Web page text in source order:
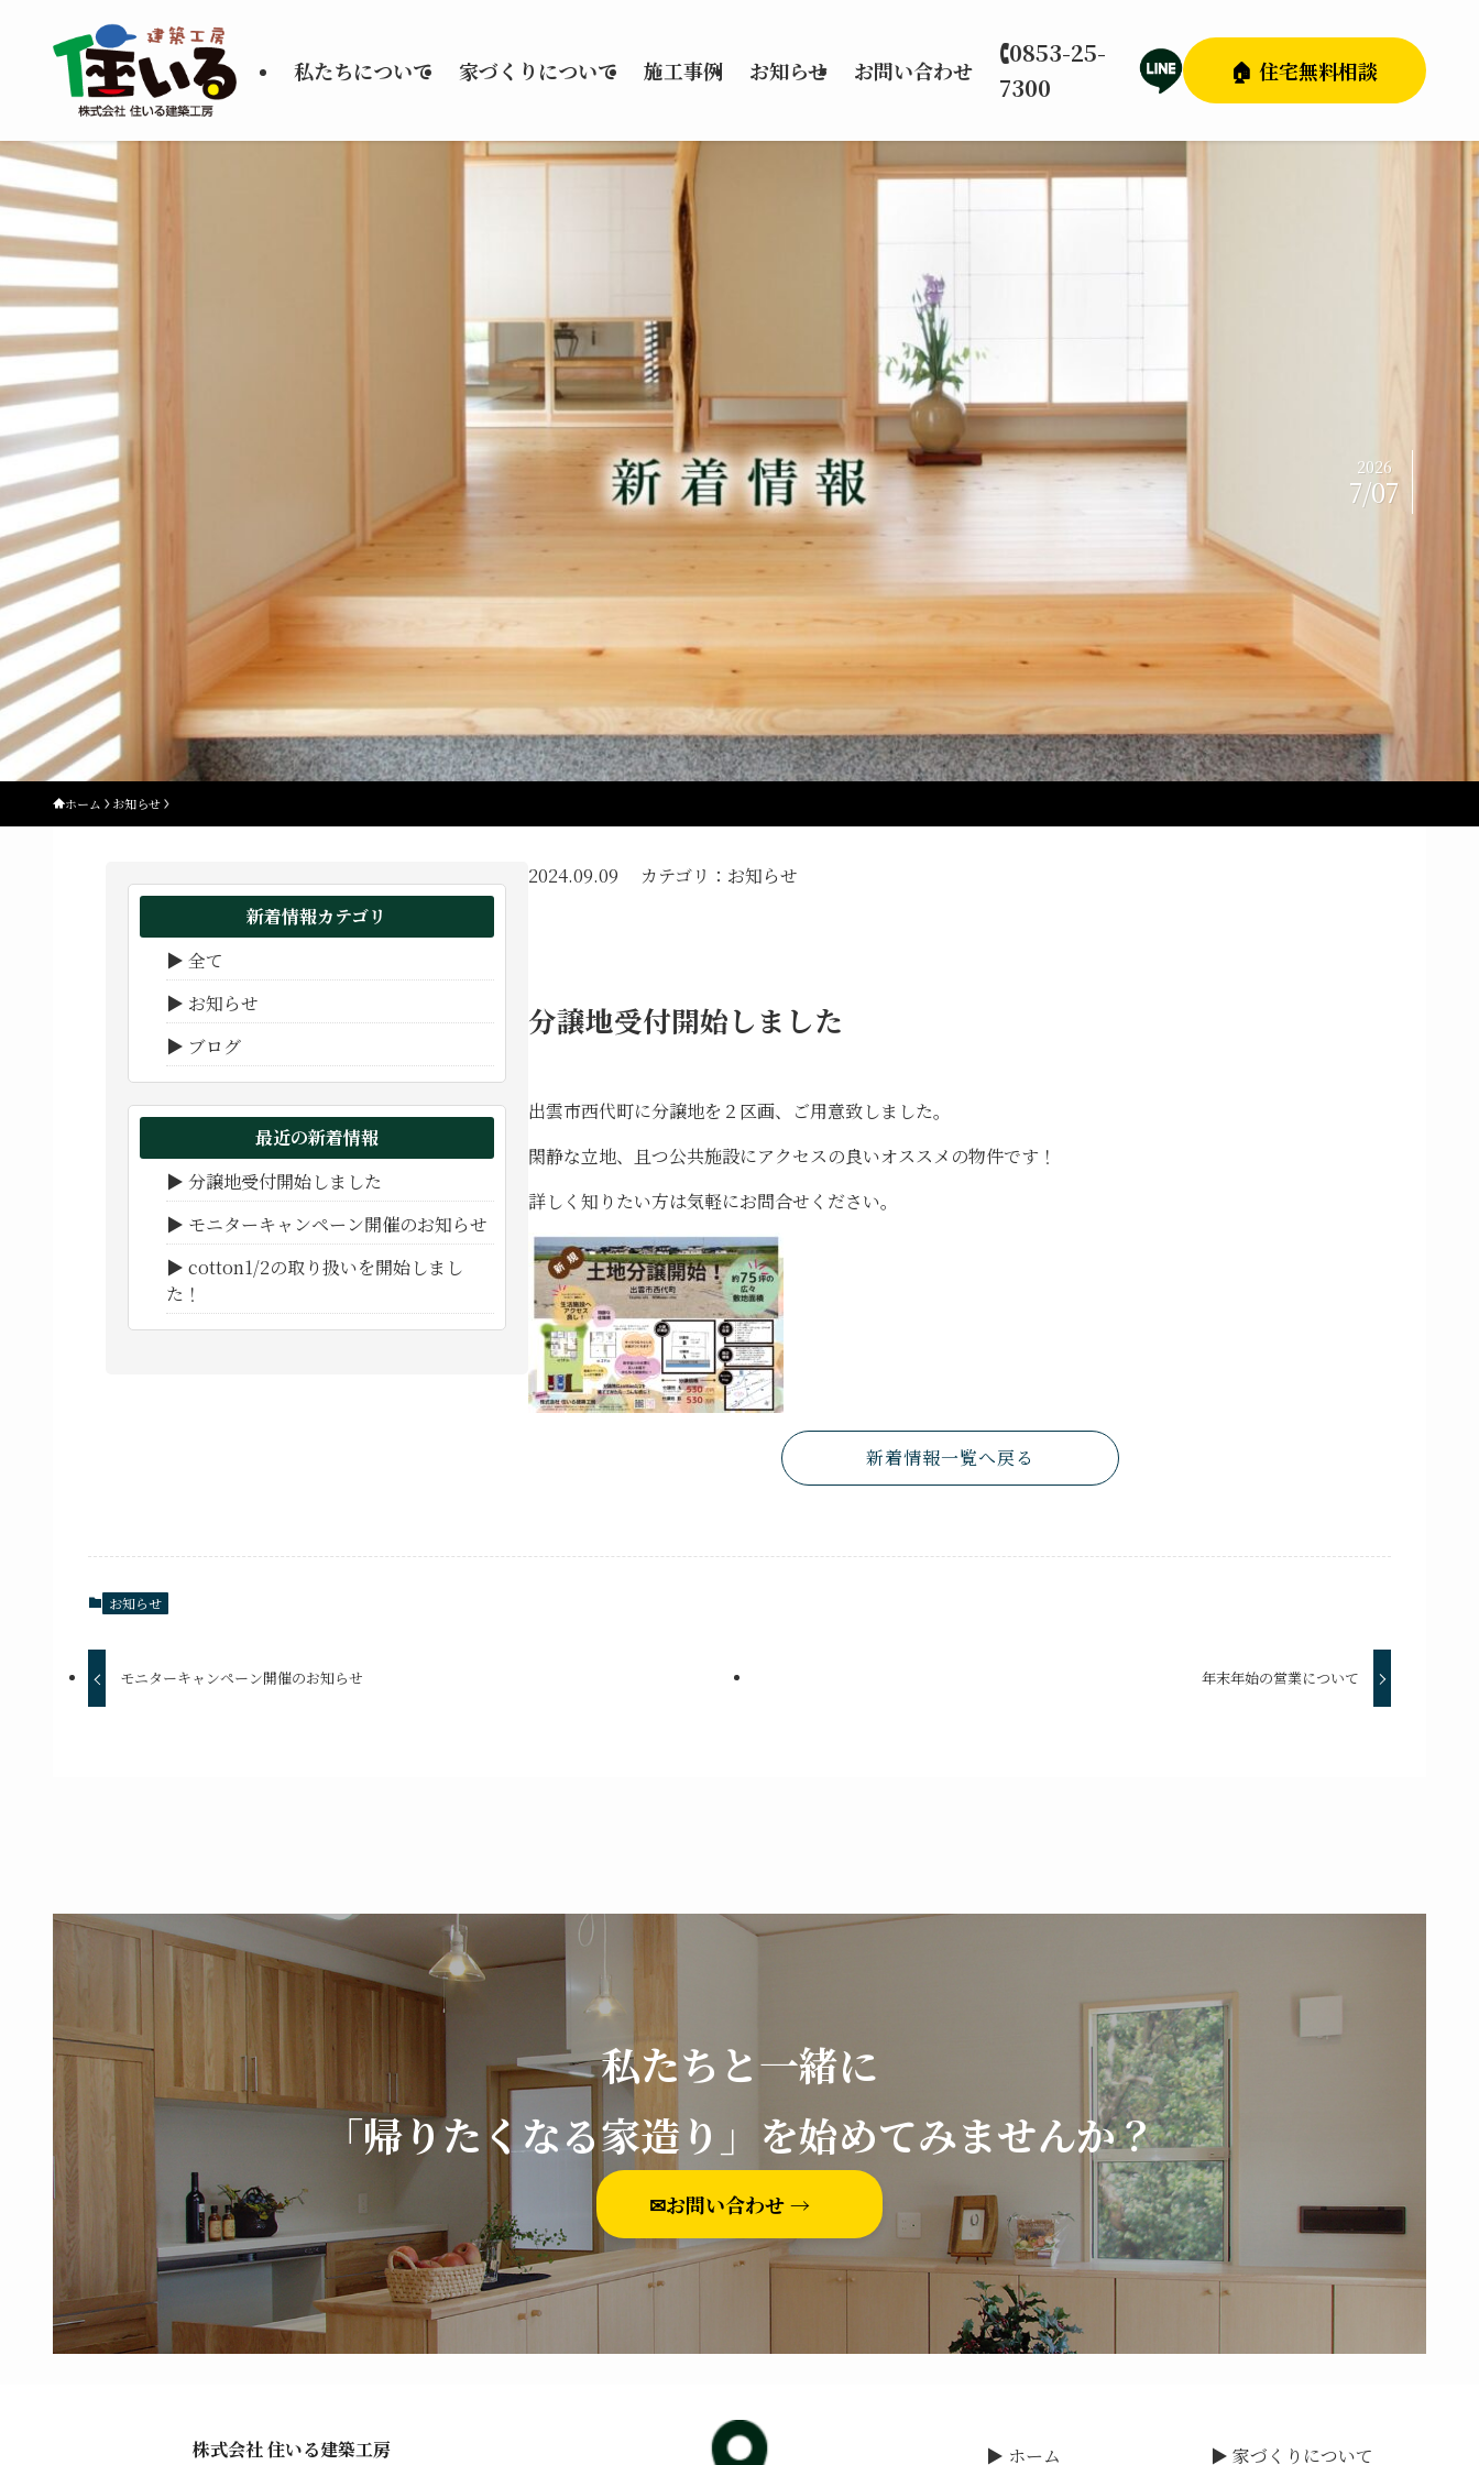
私たちについて 家づくりについて 施工事例 お知らせ お問い合わせ
🕻0853-25-
7300
🏠 住宅無料相談
2026
7/07
ホーム お知らせ
新着情報カテゴリ
▶ 全て
▶ お知らせ
▶ ブログ
最近の新着情報
▶ 分譲地受付開始しました
▶ モニターキャンペーン開催のお知らせ
▶ cotton1/2の取り扱いを開始しまし
た！
2024.09.09 カテゴリ：お知らせ
分譲地受付開始しました
出雲市西代町に分譲地を２区画、ご用意致しました。
閑静な立地、且つ公共施設にアクセスの良いオススメの物件です！
詳しく知りたい方は気軽にお問合せください。
新着情報一覧へ戻る
お知らせ
モニターキャンペーン開催のお知らせ 年末年始の営業について
私たちと一緒に
「帰りたくなる家造り」を始めてみませんか？
✉お問い合わせ →
株式会社 住いる建築工房
▶ ホーム ▶ 家づくりについて